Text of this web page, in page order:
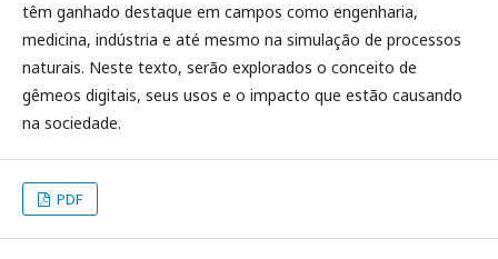
têm ganhado destaque em campos como engenharia,
medicina, indústria e até mesmo na simulação de processos
naturais. Neste texto, serão explorados o conceito de
gêmeos digitais, seus usos e o impacto que estão causando
na sociedade.
PDF